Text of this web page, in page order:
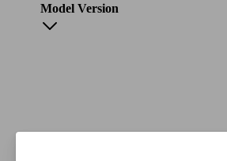
Model Version